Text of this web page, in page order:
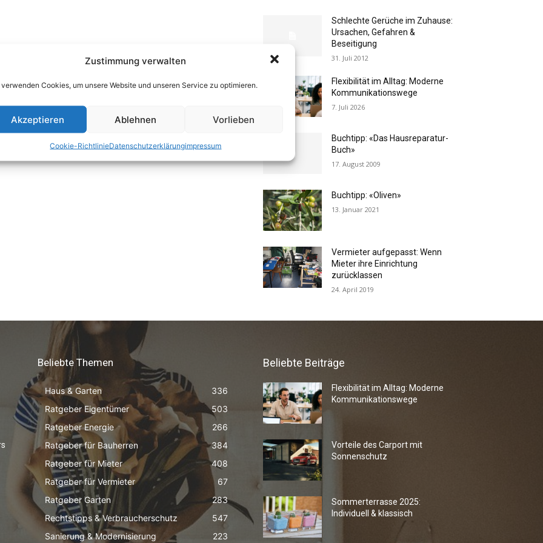
Zustimmung verwalten
verwenden Cookies, um unsere Website und unseren Service zu optimieren.
Akzeptieren Ablehnen Vorlieben
Cookie-RichtlinieDatenschutzerklärungimpressum
Schlechte Gerüche im Zuhause:
Ursachen, Gefahren &
Beseitigung
31. Juli 2012
Flexibilität im Alltag: Moderne
Kommunikationswege
7. Juli 2026
Buchtipp: «Das Hausreparatur-
Buch»
17. August 2009
Buchtipp: «Oliven»
13. Januar 2021
Vermieter aufgepasst: Wenn
Mieter ihre Einrichtung
zurücklassen
24. April 2019
Beliebte Themen
Haus & Garten
336
Ratgeber Eigentümer
503
Ratgeber Energie
266
Ratgeber für Bauherren
384
Ratgeber für Mieter
408
Ratgeber für Vermieter
67
Ratgeber Garten
283
Rechtstipps & Verbraucherschutz
547
Sanierung & Modernisierung
223
Beliebte Beiträge
Flexibilität im Alltag: Moderne
Kommunikationswege
Vorteile des Carport mit
Sonnenschutz
Sommerterrasse 2025:
Individuell & klassisch